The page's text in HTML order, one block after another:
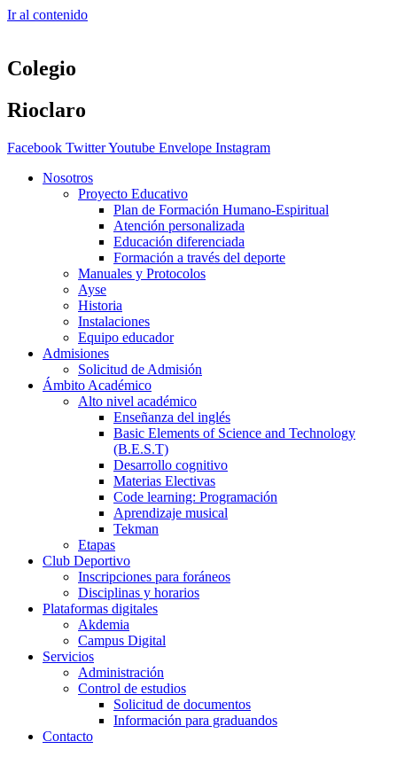
Ir al contenido
Colegio
Rioclaro
Facebook TwitterYoutube Envelope Instagram
Nosotros
Proyecto Educativo
Plan de Formación Humano-Espiritual
Atención personalizada
Educación diferenciada
Formación a través del deporte
Manuales y Protocolos
Ayse
Historia
Instalaciones
Equipo educador
Admisiones
Solicitud de Admisión
Ámbito Académico
Alto nivel académico
Enseñanza del inglés
Basic Elements of Science and Technology
(B.E.S.T)
Desarrollo cognitivo
Materias Electivas
Code learning: Programación
Aprendizaje musical
Tekman
Etapas
Club Deportivo
Inscripciones para foráneos
Disciplinas y horarios
Plataformas digitales
Akdemia
Campus Digital
Servicios
Administración
Control de estudios
Solicitud de documentos
Información para graduandos
Contacto